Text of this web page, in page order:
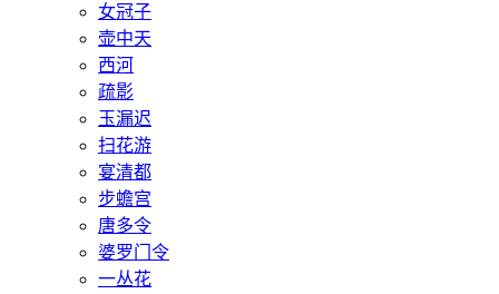
女冠子
壶中天
西河
疏影
玉漏迟
扫花游
宴清都
步蟾宫
唐多令
婆罗门令
一丛花